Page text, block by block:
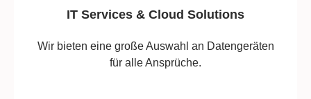
IT Services & Cloud Solutions
Wir bieten eine große Auswahl an Datengeräten
für alle Ansprüche.